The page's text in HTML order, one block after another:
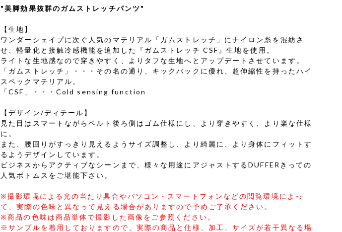
"美脚効果抜群のガムストレッチパンツ"
【生地】
ワンダーシェイプに次ぐ人気のマテリアル「ガムストレッチ」にナイロン糸を混紡さ
せ、軽量化と接触冷感機能を追加した『ガムストレッチ CSF』生地を使用。
ライトな生地感なので穿きやすく、よりタフな生地へとアップデートさせています。
「ガムストレッチ」・・・その名の通り、キックバックに優れ、超伸縮性を持ったハイ
スペックマテリアル。
「CSF」・・・Cold sensing function
【デザイン/ディテール】
見た目はスマートながらベルト後ろ側はゴム仕様にし、より穿きやすく、より楽な仕様
に。
また、腰回りがすっきり見えるようサイズ調整し、より綺麗に、より身体にフィットす
るようデザインしています。
ビジネスからアクティブなシーンまで、様々な用途にアジャストするDUFFERきっての
人気ボトムスをご堪能下さい。
※撮影環境による光の当たり具合やパソコン・スマートフォンなどの閲覧環境によっ
て、実際の色味と異なって見える場合がありますので予めご了承ください。
※商品の色味は商品単体で撮影した画像をご参照ください。
※サンプルを着用しておりますので、実際の商品と仕様、加工、サイズが若干異なる場